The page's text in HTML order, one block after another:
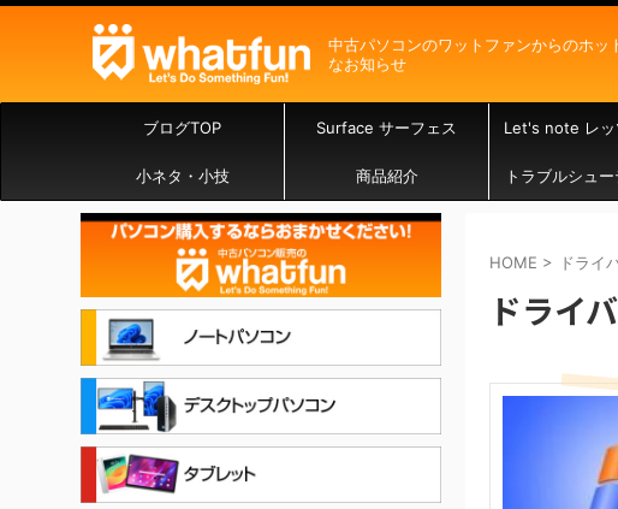
中古パソコンのワットファンからのホッ
なお知らせ
ブログTOP Surface サーフェス Let's note レッ
小ネタ・小技 商品紹介 トラブルシュ
HOME > ドライ
ドライ